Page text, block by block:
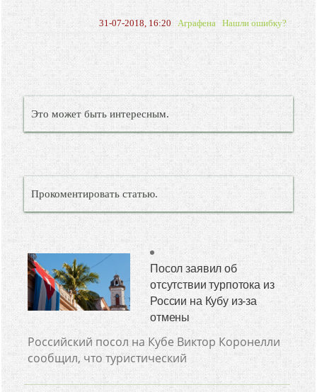
31-07-2018, 16:20 Аграфена Нашли ошибку?
Это может быть интересным.
Прокоментировать статью.
Посол заявил об
отсутствии турпотока из
России на Кубу из-за
отмены
Российский посол на Кубе Виктор Коронелли
сообщил, что туристический